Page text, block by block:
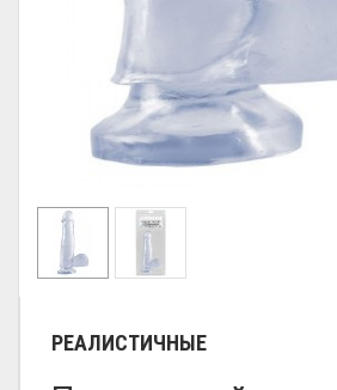
РЕАЛИСТИЧНЫЕ